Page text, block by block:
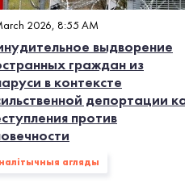
2026, 8:55 AM
выдворение
граждан из
в контексте
депортации
против
агляды